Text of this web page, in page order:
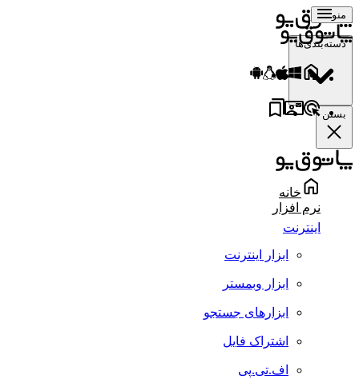
منو
دسته‌بندی‌ها
بستن
خانه
نرم افزار
اینترنت
ابزار اینترنت
ابزار وبمستر
ابزارهای جستجو
اشتراک فایل
اف.تی.پی